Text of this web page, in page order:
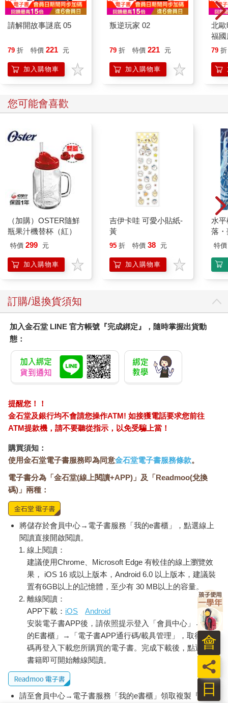
後」時間，即解除戰地政務的一九九二年。至此之前，法律上金
馬是戰地，受各種禁制。實際上的砲戰也直到一九七八年底才
歇。論及台灣四大、乃至五大族群（原住民、閩南人、客家人、
外省人，近年加上新住民），金馬人卡在各分類的中間，無處落
座——金馬確實是「外省」（福建省），但和一九四九前後渡海
國土的二分之一，但其實是通天入地的「被缺席」。
被馬祖認識——馬祖認識的「台灣」，已經是中華民國中央政府
所在地的台灣。對馬祖人而言，無論中華民國和台灣都是外來或
外在於馬祖的，兩者不一定有台灣人認知的這麼大不同。可能直
到一九九〇年代，台灣本島才被以新興的政治力量——「台獨」
之名，被馬祖重新認識，使馬祖意識到台馬有別。更令人五味雜
陳的是，這個「新台灣」往往是來「切割」馬祖的。正如馬祖尷
尬的地緣位置，它既陷落在中國與台灣「兩岸」，又同時受到中
華民國和台灣兩股史觀的沖激，置身多重的夾縫中。
我曾經有一個版本的論文計畫，是將琉球（沖繩）和馬祖並置。
二戰時死傷慘重的沖繩戰，可以比擬台澎金馬唯一發生過登陸戰
的金門古寧頭；而二戰後迅速進入冷戰，沖繩為日本本土扛起基
地化的任務，也如同金馬為在台灣的中華民國所承受的命運。不
過礙於語言的次元之壁與沖繩學的汗牛充棟，我自認不足而放
棄。不過沖繩經驗與省思仍值得對話，我甚至認為不具軍事化、
基地化經驗，反而身為金馬軍事化之受益者的台灣，相較之下，
是很難理解沖繩的。
進入現代以來，島嶼不可免俗被納編進以大陸國家為延長的政權
將所有地方性的東西加以扼殺。」十九世紀的廢藩置縣、琉球處
分之於沖繩如此，二十世紀的「一九四九」、戰地政務之於馬祖
也莫不如此。
出身琉球西表島的作家崎山多美在一次來台演講就提到，對她而
言沖繩（本島）和巴黎都像是異國。島嶼的成長經驗，讓她對
地的概念；對於日語則有「違和的身體感」。她認為也許正是在
西表島生活、長大的身體，自然地抗拒「我是哪國人」，所以形
成了傾軋、扞格的感受。在本書中，我們也能見到馬祖列島作為
大江健三郎（一九三五－二〇二三）遊歷沖繩後，認為「日本屬
於沖繩」（日本は沖縄に属する）。學者吳叡人在《受困的思
想：臺灣重返世界》中對此的詮釋是：日本的自立建立在沖繩的
犧牲之上。也就是說，沖繩為日本承擔苦難、付出代價，日本在
道德上對沖繩有所虧欠（morally indebted）。從沖繩和日本的案
例，除了能認識到「加害／被害」關係的重層性——以廣島核爆
為代表，日本擁有「受害」經驗，但面對沖繩時，日本則是無庸
置疑的加害者。延續著這樣的說法，台灣同樣可能屬於馬祖——
不只在文化的互為涵融，更是政治道德的層次上。在大江健三郎
的意義上。
日本小說家島尾敏雄（一九一七－一九八六）用拉丁語自創語彙
「日本尼西亞」，也就是「日本－群島」。同一個構詞原則的
「台灣群島」則是來自吳音寧在臉書粉絲專頁的說法：「我說的
台灣島嶼，包括了澎湖、金門、馬祖、小琉球、綠島、蘭嶼等
地。我們的台灣，是群島的國度。」「日本尼西亞」朝海洋與島
群開放，「台灣群島」也擴張台灣，解除「本土」的狹隘性。所
謂「本土」其實是多元，主體並立，秩序繽紛，就如同法律史學
家王泰升所言：「台灣共同體內部是複雜的，只有看到複雜性，
才能夠相互尊重。」
（本文摘自：第一章「開往家鄉的慢船」）
請解開故事謎底 05
79 折 特價 221 元
加入購物車
叛逆玩家 02
79 折 特價 221 元
加入購物車
北
福
79 折
您可能會喜歡
（加購）OSTER隨鮮
瓶果汁機替杯（紅）
特價 299 元
加入購物車
吉伊卡哇 可愛小貼紙-
黃
95 折 特價 38 元
加入購物車
水
落
特價
訂購/退換貨須知
加入金石堂 LINE 官方帳號『完成綁定』，隨時掌握出貨動
態：
提醒您！！
金石堂及銀行均不會請您操作ATM! 如接獲電話要求您前往
ATM提款機，請不要聽從指示，以免受騙上當！
購買須知：
使用金石堂電子書服務即為同意金石堂電子書服務條款。
電子書分為「金石堂(線上閱讀+APP)」及「Readmoo(兌換
碼)」兩種：
將儲存於會員中心→電子書服務「我的e書櫃」，點選線上
閱讀直接開啟閱讀。
線上閱讀：
建議使用Chrome、Microsoft Edge 有較佳的線上瀏覽效
果， iOS 16 或以上版本，Android 6.0 以上版本，建議裝
置有6GB以上的記憶體，至少有 30 MB以上的容量。
離線閱讀：
APP下載： iOS
Android
安裝電子書APP後，請依照提示登入「會員中心」→「我
的E書櫃」→「電子書APP通行碼/載具管理」，取得通行
碼再登入下載您所購買的電子書。完成下載後，點選任一
書籍即可開始離線閱讀。
請至會員中心→電子書服務「我的e書櫃」領取複製『兌換
日
員
會